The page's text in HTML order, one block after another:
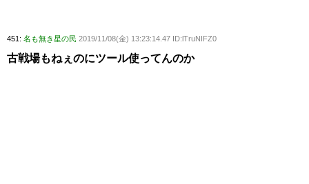
451: 名も無き星の民 2019/11/08(金) 13:23:14.47 ID:lTruNIFZ0
古戦場もねぇのにツール使ってんのか